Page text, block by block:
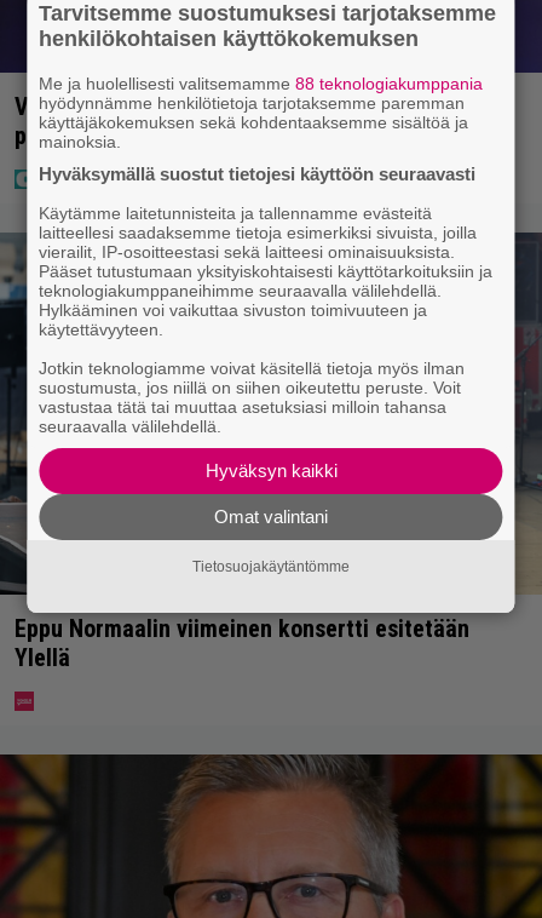
Vappu Pimiä sai huonoa palvelua ravintolassa –
pettyi siellä kahteen asiaan
Eppu Normaalin viimeinen konsertti esitetään
Ylellä
Tarvitsemme suostumuksesi tarjotaksemme
henkilökohtaisen käyttökokemuksen
Me ja huolellisesti valitsemamme88 teknologiakumppania
hyödynnämme henkilötietoja tarjotaksemme paremman
käyttäjäkokemuksen sekä kohdentaaksemme sisältöä ja
mainoksia.
Hyväksymällä suostut tietojesi käyttöön seuraavasti
Käytämme laitetunnisteita ja tallennamme evästeitä
laitteellesi saadaksemme tietoja esimerkiksi sivuista, joilla
vierailit, IP-osoitteestasi sekä laitteesi ominaisuuksista.
Pääset tutustumaan yksityiskohtaisesti käyttötarkoituksiin ja
teknologiakumppaneihimme seuraavalla välilehdellä.
Hylkääminen voi vaikuttaa sivuston toimivuuteen ja
käytettävyyteen.
Jotkin teknologiamme voivat käsitellä tietoja myös ilman
suostumusta, jos niillä on siihen oikeutettu peruste. Voit
vastustaa tätä tai muuttaa asetuksiasi milloin tahansa
seuraavalla välilehdellä.
Hyväksyn kaikki
Omat valintani
Tietosuojakäytäntömme